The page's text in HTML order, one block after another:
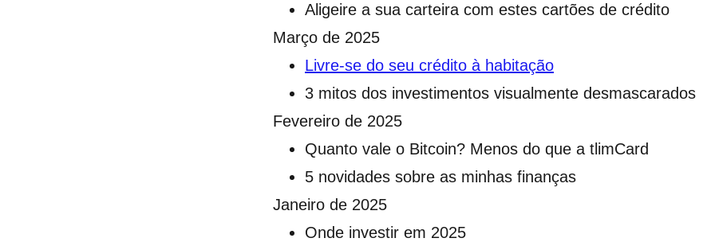
Aligeire a sua carteira com estes cartões de crédito
Março de 2025
Livre-se do seu crédito à habitação
3 mitos dos investimentos visualmente desmascarados
Fevereiro de 2025
Quanto vale o Bitcoin? Menos do que a tlimCard
5 novidades sobre as minhas finanças
Janeiro de 2025
Onde investir em 2025